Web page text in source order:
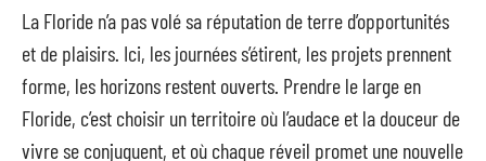
La Floride n’a pas volé sa réputation de terre d’opportunités
et de plaisirs. Ici, les journées s’étirent, les projets prennent
forme, les horizons restent ouverts. Prendre le large en
Floride, c’est choisir un territoire où l’audace et la douceur de
vivre se conjuguent, et où chaque réveil promet une nouvelle